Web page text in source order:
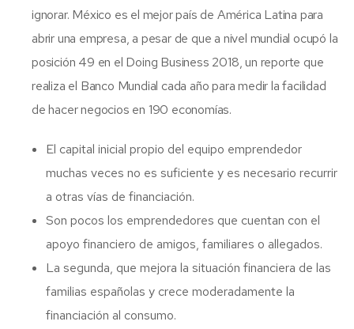
ignorar. México es el mejor país de América Latina para
abrir una empresa, a pesar de que a nivel mundial ocupó la
posición 49 en el Doing Business 2018, un reporte que
realiza el Banco Mundial cada año para medir la facilidad
de hacer negocios en 190 economías.
El capital inicial propio del equipo emprendedor
muchas veces no es suficiente y es necesario recurrir
a otras vías de financiación.
Son pocos los emprendedores que cuentan con el
apoyo financiero de amigos, familiares o allegados.
La segunda, que mejora la situación financiera de las
familias españolas y crece moderadamente la
financiación al consumo.